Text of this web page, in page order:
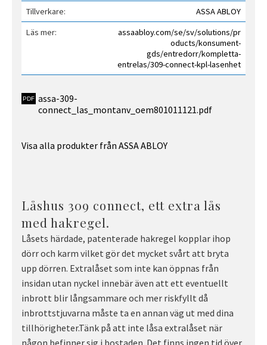
Tillverkare
ASSA ABLOY
Läs mer
assaabloy.com/se/sv/solutions/pr
oducts/konsument-
gds/entredorr/kompletta-
entrelas/309-connect-kpl-lasenhet
assa-309-
connect_las_montanv_oem801011121.pdf
Visa alla produkter från ASSA ABLOY
Låshus 309 connect, ett extra lås
med hakregel.
Låsets härdade, patenterade hakregel kopplar ihop
dörr och karm vilket gör det mycket svårt att bryta
upp dörren. Extralåset som inte kan öppnas från
insidan utan nyckel innebär även att ett eventuellt
inbrott blir långsammare och mer riskfyllt då
inbrottstjuvarna måste ta en annan väg ut med dina
tillhörigheter.Tänk på att inte låsa extralåset när